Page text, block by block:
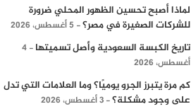
لماذا أصبح تحسين الظهور المحلي ضرورة
للشركات الصغيرة في مصر؟
5 أغسطس، 2026
تاريخ الكبسة السعودية وأصل تسميتها
4
أغسطس، 2026
كم مرة يتبرز الجرو يوميًا؟ وما العلامات التي تدل
على وجود مشكلة؟
3 أغسطس، 2026